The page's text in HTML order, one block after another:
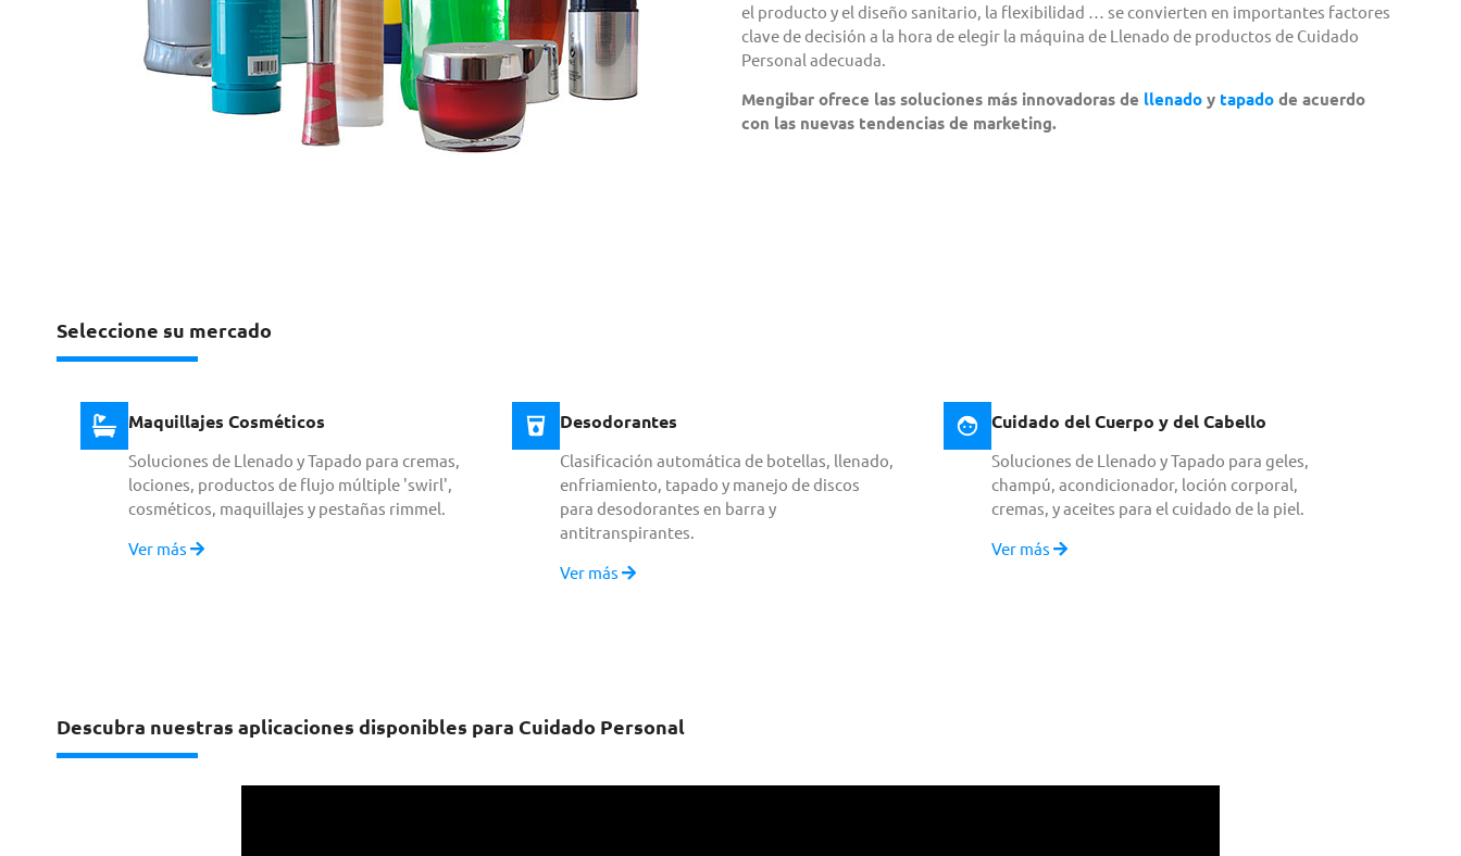
el producto y el diseño sanitario, la flexibilidad … se convierten en importantes factores
clave de decisión a la hora de elegir la máquina de Llenado de productos de Cuidado
Personal adecuada.
Mengibar ofrece las soluciones más innovadoras de llenado y tapado de acuerdo
con las nuevas tendencias de marketing.
Seleccione su mercado
Maquillajes Cosméticos
Soluciones de Llenado y Tapado para cremas,
lociones, productos de flujo múltiple 'swirl',
cosméticos, maquillajes y pestañas rimmel.
Ver más
Desodorantes
Clasificación automática de botellas, llenado,
enfriamiento, tapado y manejo de discos
para desodorantes en barra y
antitranspirantes.
Ver más
Cuidado del Cuerpo y del Cabello
Soluciones de Llenado y Tapado para geles,
champú, acondicionador, loción corporal,
cremas, y aceites para el cuidado de la piel.
Ver más
Descubra nuestras aplicaciones disponibles para Cuidado Personal